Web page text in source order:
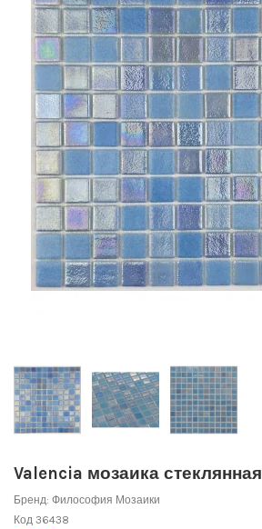
Valencia мозаика стеклянная
Бренд: Философия Мозаики
Код 36438